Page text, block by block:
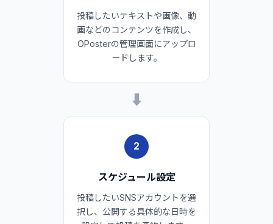
投稿したいテキストや画像、動
画などのコンテンツを作成し、
OPosterの管理画面にアップロ
ードします。
➡
2
スケジュール設定
投稿したいSNSアカウントを選
択し、公開する具体的な日時を